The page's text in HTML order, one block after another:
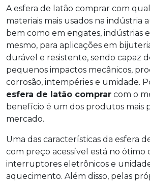
A esfera de latão comprar com
materiais mais usados na indústria
bem como em engates, indústrias
mesmo, para aplicações em
durável e resistente, sendo capaz
pequenos impactos mecânicos,
corrosão, intempéries e umidade.
esfera de latão comprar com o
benefício é um dos produtos mais
mercado.
Uma das características da esfera
com preço acessível está no ótimo
interruptores eletrônicos e
aquecimento. Além disso, pelas